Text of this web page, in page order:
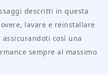
descritti in questa
lavare e reinstallare
così una
sempre al massimo